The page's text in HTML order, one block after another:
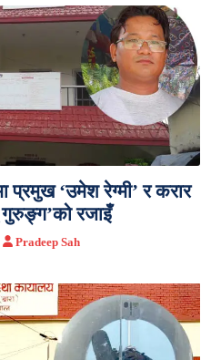
प्रमुख ‘उमेश रेग्मी’ र करार
गुरुङ्ग’को रजाइँ
Pradeep Sah